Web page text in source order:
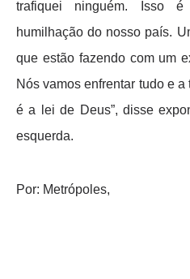
trafiquei ninguém. Isso
humilhação do nosso país.
que estão fazendo com um
Nós vamos enfrentar tudo e
é a lei de Deus”, disse
esquerda.
Por: Metrópoles,